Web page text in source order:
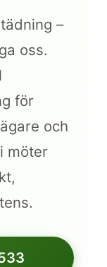
–
oss.
för
och
möter